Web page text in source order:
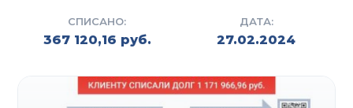
СПИСАНО:
367 120,16 руб.
ДАТА:
27.02.2024